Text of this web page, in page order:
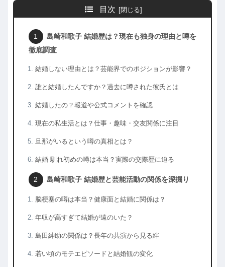
目次
島崎和歌子 結婚歴は？現在も独身の理由と噂を
徹底調査
結婚しない理由とは？芸能界でのポジションが影響？
誰と結婚したんですか？過去に噂された彼氏とは
結婚したの？報道や公式コメントを確認
現在の私生活とは？仕事・趣味・交友関係に注目
旦那がいるという噂の真相とは？
結婚 馴れ初めの噂は本当？実際の交際歴に迫る
島崎和歌子 結婚歴と芸能活動の関係を深掘り
脳梗塞の噂は本当？健康面と結婚に関係は？
年収が高すぎて結婚が遠のいた？
島田紳助の関係は？長年の共演から見る絆
若い頃のモテエピソードと結婚観の変化